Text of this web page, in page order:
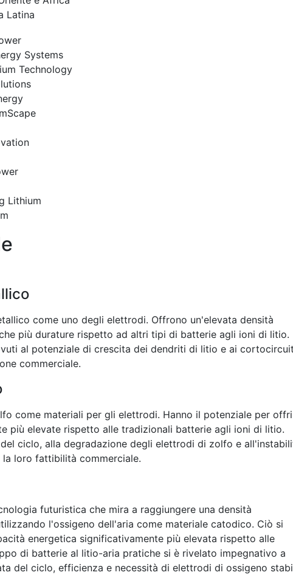
Latina
Systems
Technology
Lithium
come uno degli elettrodi. Offrono un'elevata densità
più durature rispetto ad altri tipi di batterie agli ioni di litio.
al potenziale di crescita dei dendriti di litio e ai
commerciale.
come materiali per gli elettrodi. Hanno il potenziale per
più elevate rispetto alle tradizionali batterie agli ioni di litio.
ciclo, alla degradazione degli elettrodi di zolfo e
loro fattibilità commerciale.
futuristica che mira a raggiungere una densità
l'ossigeno dell'aria come materiale catodico. Ciò si
energetica significativamente più elevata rispetto alle
di batterie al litio-aria pratiche si è rivelato impegnativo a
del ciclo, efficienza e necessità di elettrodi di ossigeno